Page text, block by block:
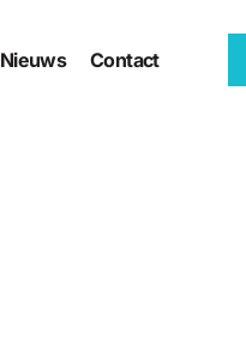
Nieuws Contact